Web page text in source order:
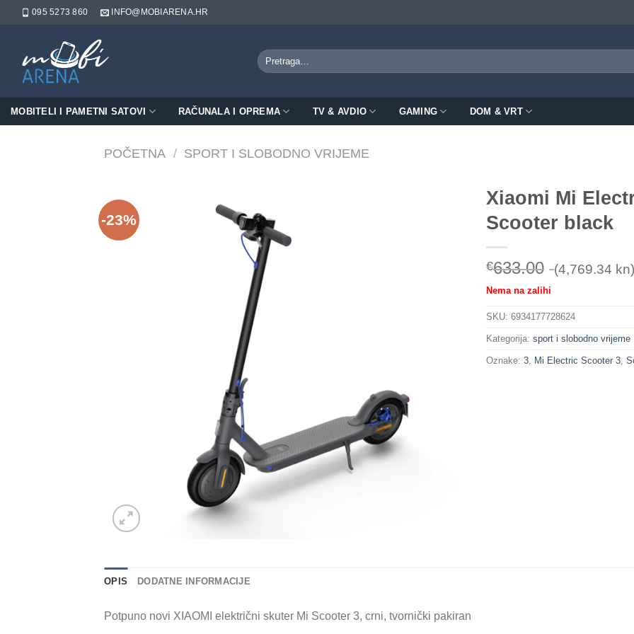
095 5273 860 INFO@MOBIARENA.HR
Pretraži:
MOBITELI I PAMETNI SATOVI RAČUNALA I OPREMA TV & AVDIO GAMING DOM & VRT
POČETNA / SPORT I SLOBODNO VRIJEME
-23%
Xiaomi Mi
Scooter black
€633.00 (4,769.34
Nema na zalihi
SKU: 6934177728624
Kategorija: sport i slobodno vrijeme
Oznake: 3 Mi Electric Scooter 3
OPIS DODATNE INFORMACIJE
Potpuno novi XIAOMI električni skuter Mi Scooter 3, crni, tvornički pakiran